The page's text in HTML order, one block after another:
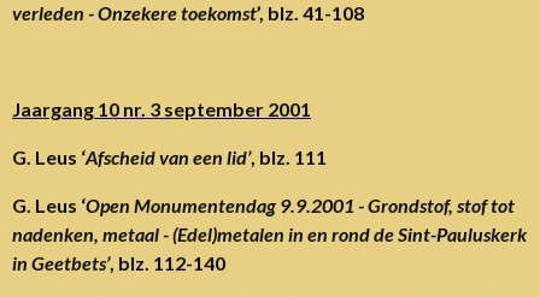
verleden - Onzekere toekomst’, blz. 41-108
Jaargang 10 nr. 3 september 2001
G. Leus ‘Afscheid van een lid’, blz. 111
G. Leus ‘Open Monumentendag 9.9.2001 - Grondstof, stof tot
nadenken, metaal - (Edel)metalen in en rond de Sint-Pauluskerk
in Geetbets’, blz. 112-140